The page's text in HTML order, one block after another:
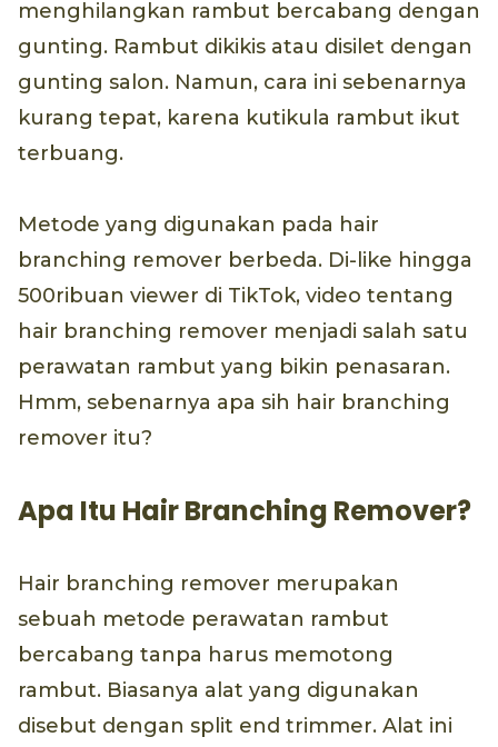
menghilangkan rambut bercabang dengan
gunting. Rambut dikikis atau disilet dengan
gunting salon. Namun, cara ini sebenarnya
kurang tepat, karena kutikula rambut ikut
terbuang.
Metode yang digunakan pada hair
branching remover berbeda. Di-like hingga
500ribuan viewer di TikTok, video tentang
hair branching remover menjadi salah satu
perawatan rambut yang bikin penasaran.
Hmm, sebenarnya apa sih hair branching
remover itu?
Apa Itu Hair Branching Remover?
Hair branching remover merupakan
sebuah metode perawatan rambut
bercabang tanpa harus memotong
rambut. Biasanya alat yang digunakan
disebut dengan split end trimmer. Alat ini